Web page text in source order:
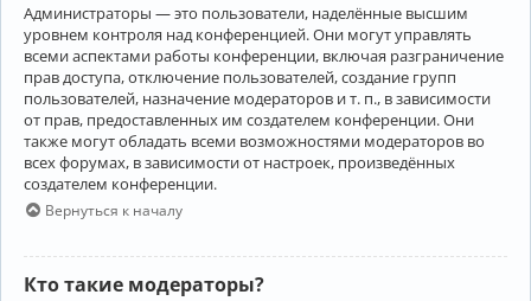
Администраторы — это пользователи, наделённые высшим
уровнем контроля над конференцией. Они могут управлять
всеми аспектами работы конференции, включая разграничение
прав доступа, отключение пользователей, создание групп
пользователей, назначение модераторов и т. п., в зависимости
от прав, предоставленных им создателем конференции. Они
также могут обладать всеми возможностями модераторов во
всех форумах, в зависимости от настроек, произведённых
создателем конференции.
Вернуться к началу
Кто такие модераторы?